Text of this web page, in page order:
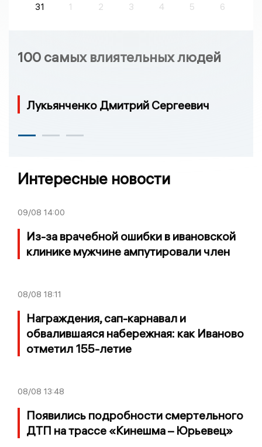
31
1 2 3 4 5 6
100 самых влиятельных людей
Лукьянченко Дмитрий Сергеевич
Интересные новости
09/08 14:00
Из-за врачебной ошибки в ивановской
клинике мужчине ампутировали член
08/08 18:11
Награждения, сап-карнавал и
обвалившаяся набережная: как Иваново
отметил 155-летие
08/08 13:48
Появились подробности смертельного
ДТП на трассе «Кинешма – Юрьевец»